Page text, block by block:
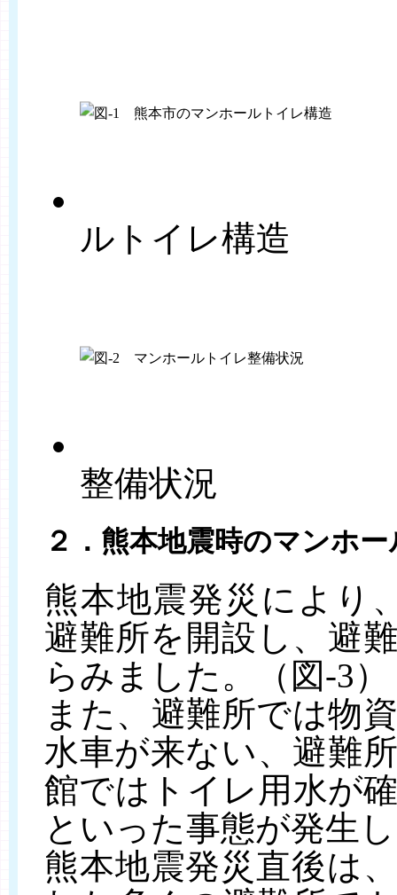
ルトイレ構造
整備状況
２．熊本地震時のマンホ
熊本地震発災により
避難所を開設し、避
らみました。（図‐3）
また、避難所では物
水車が来ない、避難
館ではトイレ用水が
といった事態が発生
熊本地震発災直後は